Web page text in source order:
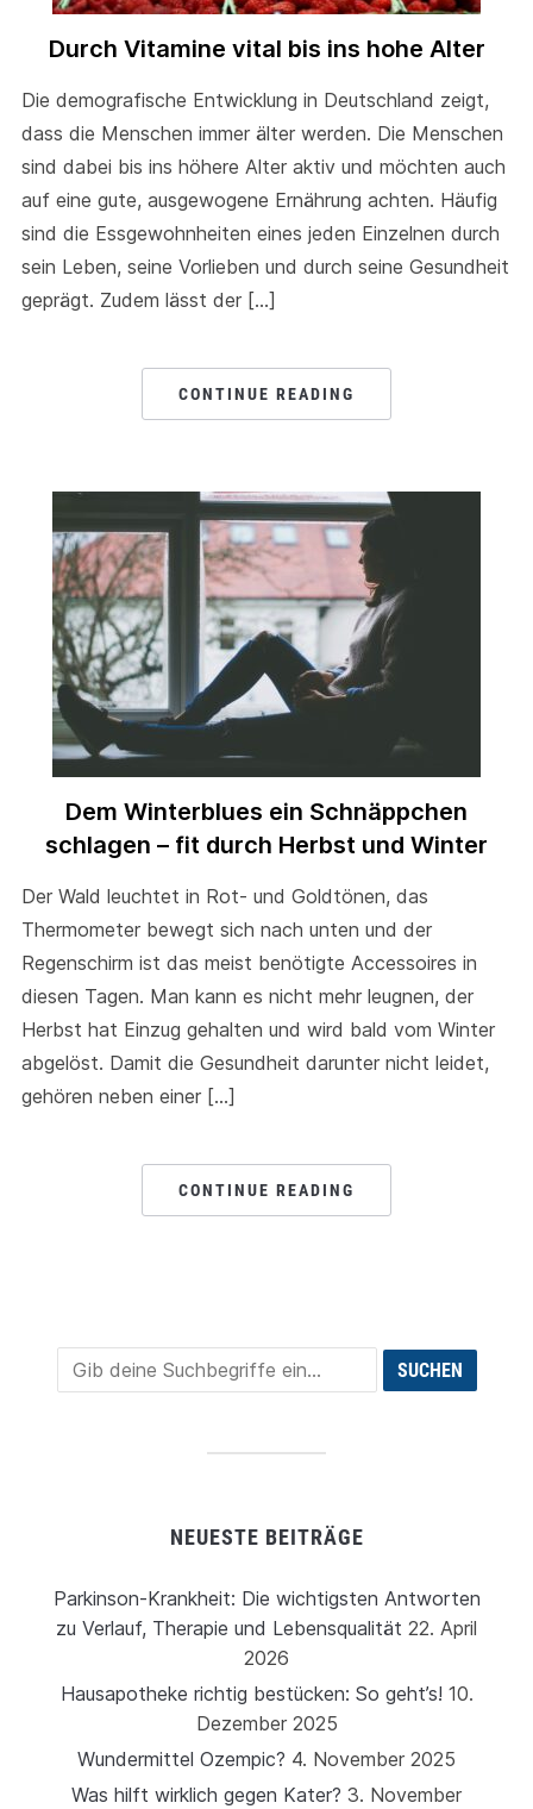
Durch Vitamine vital bis ins hohe Alter
Die demografische Entwicklung in Deutschland zeigt,
dass die Menschen immer älter werden. Die Menschen
sind dabei bis ins höhere Alter aktiv und möchten auch
auf eine gute, ausgewogene Ernährung achten. Häufig
sind die Essgewohnheiten eines jeden Einzelnen durch
sein Leben, seine Vorlieben und durch seine Gesundheit
geprägt. Zudem lässt der […]
CONTINUE READING
Dem Winterblues ein Schnäppchen
schlagen – fit durch Herbst und Winter
Der Wald leuchtet in Rot- und Goldtönen, das
Thermometer bewegt sich nach unten und der
Regenschirm ist das meist benötigte Accessoires in
diesen Tagen. Man kann es nicht mehr leugnen, der
Herbst hat Einzug gehalten und wird bald vom Winter
abgelöst. Damit die Gesundheit darunter nicht leidet,
gehören neben einer […]
CONTINUE READING
NEUESTE BEITRÄGE
Parkinson-Krankheit: Die wichtigsten Antworten
zu Verlauf, Therapie und Lebensqualität 22. April
2026
Hausapotheke richtig bestücken: So geht’s! 10.
Dezember 2025
Wundermittel Ozempic? 4. November 2025
Was hilft wirklich gegen Kater? 3. November